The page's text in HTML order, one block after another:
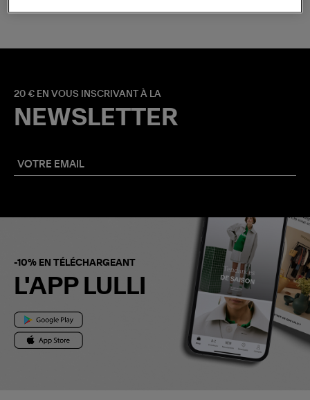
20 € EN VOUS INSCRIVANT À LA
NEWSLETTER
-10% EN TÉLÉCHARGEANT
L'APP LULLI